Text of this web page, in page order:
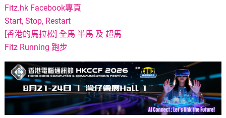
Fitz.hk Facebook專頁
Start, Stop, Restart
[香港的馬拉松] 全馬 半馬 及 超馬
Fitz Running 跑步